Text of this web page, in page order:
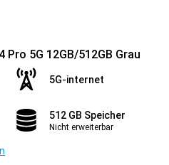
5G 12GB/512GB Grau
5G-internet
512 GB Speicher
Nicht erweiterbar